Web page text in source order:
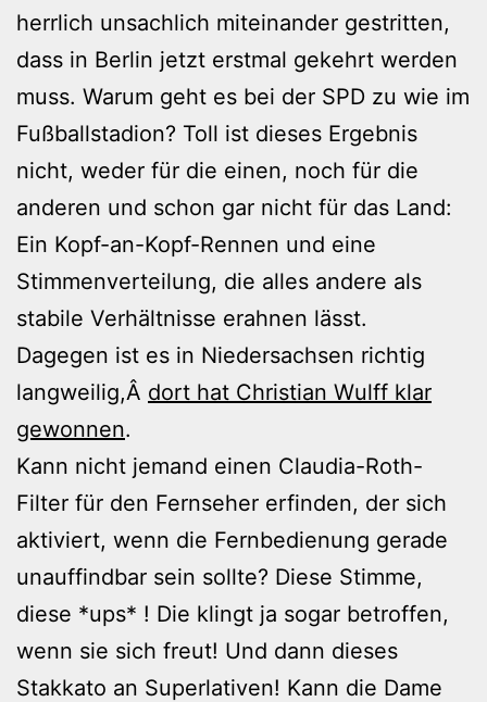
herrlich unsachlich miteinander gestritten,
dass in Berlin jetzt erstmal gekehrt werden
muss. Warum geht es bei der SPD zu wie im
Fußballstadion? Toll ist dieses Ergebnis
nicht, weder für die einen, noch für die
anderen und schon gar nicht für das Land:
Ein Kopf-an-Kopf-Rennen und eine
Stimmenverteilung, die alles andere als
stabile Verhältnisse erahnen lässt.
Dagegen ist es in Niedersachsen richtig
langweilig,Â dort hat Christian Wulff klar
gewonnen.
Kann nicht jemand einen Claudia-Roth-
Filter für den Fernseher erfinden, der sich
aktiviert, wenn die Fernbedienung gerade
unauffindbar sein sollte? Diese Stimme,
diese *ups* ! Die klingt ja sogar betroffen,
wenn sie sich freut! Und dann dieses
Stakkato an Superlativen! Kann die Dame